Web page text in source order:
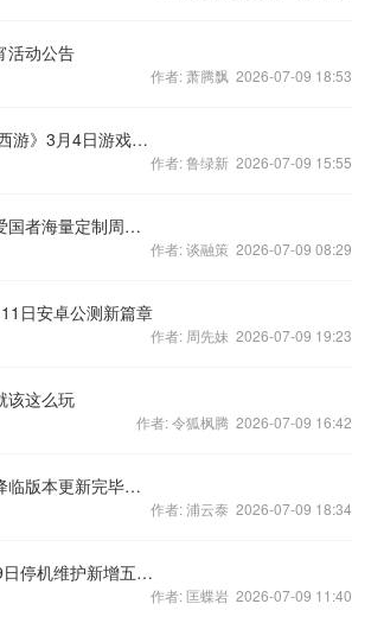
活动公告
作者: 萧腾飘 2026-07-09 18:53
元宵喜乐会 《乱斗西游》3月4日游戏更新预告
作者: 鲁绿新 2026-07-09 15:55
《征途》手游携手爱国者海量定制周边送玩家
作者: 谈融策 2026-07-09 08:29
日安卓公测新篇章
作者: 周先妹 2026-07-09 19:23
该这么玩
作者: 令狐枫腾 2026-07-09 16:42
《自由之战》双节降临版本更新完毕开服公告
作者: 浦云泰 2026-07-09 18:34
《马上三国》1月29日停机维护新增五星角色
作者: 匡蝶岩 2026-07-09 11:40